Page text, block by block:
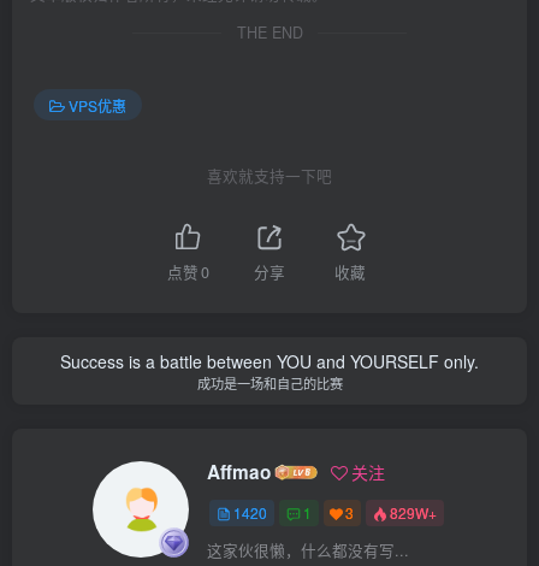
THE END
VPS优惠
喜欢就支持一下吧
点赞0 分享 收藏
Success is a battle between YOU and YOURSELF only.
成功是一场和自己的比赛
Affmao 关注
1420 1 3 829W+
这家伙很懒，什么都没有写...